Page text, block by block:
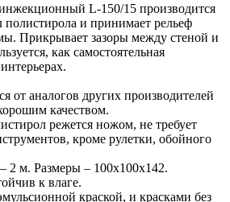
L-150/15 производится
полистирола и принимает рельеф
Прикрывает зазоры между стеной и
как самостоятельная
от аналогов других производителей
качеством.
режется ножом, не требует
кроме рулетки, обойного
2 м. Размеры – 100х100х142.
к влаге.
краской, и красками без